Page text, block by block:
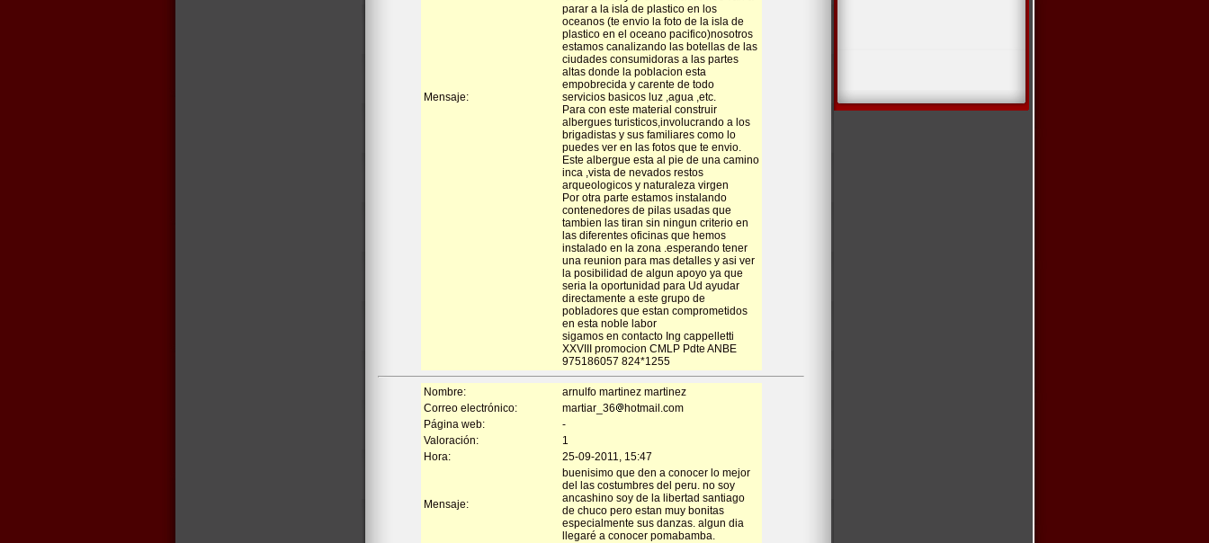
Mensaje:
parar a la isla de plastico en los
oceanos (te envio la foto de la isla de
plastico en el oceano pacifico)nosotros
estamos canalizando las botellas de las
ciudades consumidoras a las partes
altas donde la poblacion esta
empobrecida y carente de todo
servicios basicos luz ,agua ,etc.
Para con este material construir
albergues turisticos,involucrando a los
brigadistas y sus familiares como lo
puedes ver en las fotos que te envio.
Este albergue esta al pie de una camino
inca ,vista de nevados restos
arqueologicos y naturaleza virgen
Por otra parte estamos instalando
contenedores de pilas usadas que
tambien las tiran sin ningun criterio en
las diferentes oficinas que hemos
instalado en la zona .esperando tener
una reunion para mas detalles y asi ver
la posibilidad de algun apoyo ya que
seria la oportunidad para Ud ayudar
directamente a este grupo de
pobladores que estan comprometidos
en esta noble labor
sigamos en contacto Ing cappelletti
XXVIII promocion CMLP Pdte ANBE
975186057 824*1255
Nombre:
arnulfo martinez martinez
Correo electrónico:
martiar_36
hotmail.com
Página web:
-
Valoración:
1
Hora:
25-09-2011, 15:47
Mensaje:
buenisimo que den a conocer lo mejor
del las costumbres del peru. no soy
ancashino soy de la libertad santiago
de chuco pero estan muy bonitas
especialmente sus danzas. algun dia
llegaré a conocer pomabamba.